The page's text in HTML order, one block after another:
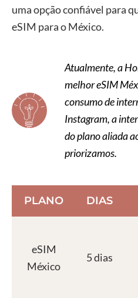
uma opção confiável para
eSIM para o México.
Atualmente, a
melhor eSIM
consumo de
Instagram, a
do plano aliada
priorizamos.
PLANO DIAS
eSIM
México
5 dias